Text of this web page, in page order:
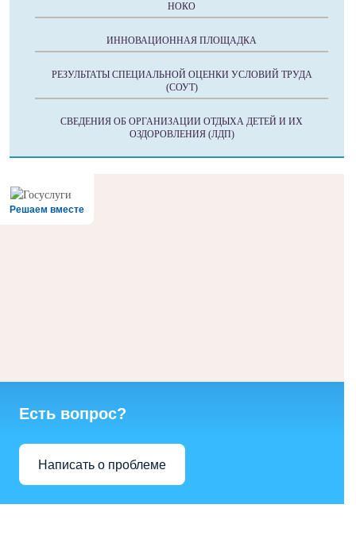
НОКО
ИННОВАЦИОННАЯ ПЛОЩАДКА
РЕЗУЛЬТАТЫ СПЕЦИАЛЬНОЙ ОЦЕНКИ УСЛОВИЙ ТРУДА
(СОУТ)
СВЕДЕНИЯ ОБ ОРГАНИЗАЦИИ ОТДЫХА ДЕТЕЙ И ИХ
ОЗДОРОВЛЕНИЯ (ЛДП)
Решаем вместе
Есть вопрос?
Написать о проблеме